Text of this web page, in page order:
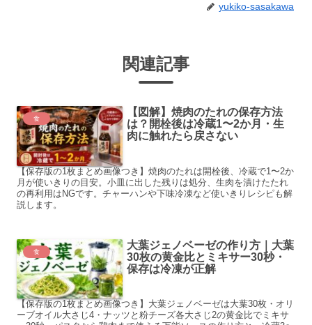
yukiko-sasakawa
関連記事
食
【図解】焼肉のたれの保存方法
は？開栓後は冷蔵1〜2か月・生
肉に触れたら戻さない
【保存版の1枚まとめ画像つき】焼肉のたれは開栓後、冷蔵で1〜2か
月が使いきりの目安。小皿に出した残りは処分、生肉を漬けたたれ
の再利用はNGです。チャーハンや下味冷凍など使いきりレシピも解
説します。
食
大葉ジェノベーゼの作り方｜大葉
30枚の黄金比とミキサー30秒・
保存は冷凍が正解
【保存版の1枚まとめ画像つき】大葉ジェノベーゼは大葉30枚・オリ
ーブオイル大さじ4・ナッツと粉チーズ各大さじ2の黄金比でミキサ